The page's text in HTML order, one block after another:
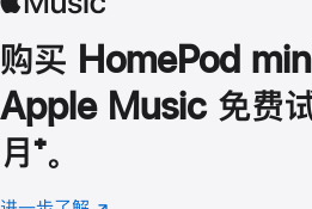
购买 HomePod mini
Apple Music 免费
月 脚
注
⁺。